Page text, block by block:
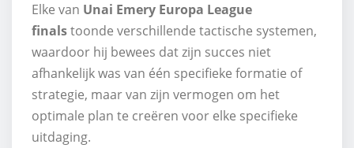
Elke van Unai Emery Europa League
finalstoonde verschillende tactische systemen,
waardoor hij bewees dat zijn succes niet
afhankelijk was van één specifieke formatie of
strategie, maar van zijn vermogen om het
optimale plan te creëren voor elke specifieke
uitdaging.